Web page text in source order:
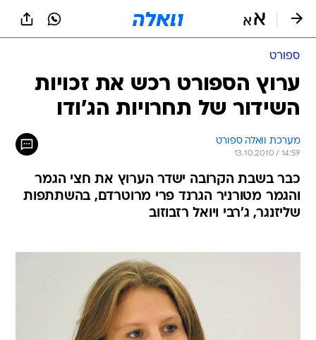
ספורט
ערוץ הספורט רכש את זכויות
השידור של תחרויות הג'ודו
מערכת וואלה ספורט
13.10.2010 / 14:59
כבר בשבת הקרובה ישדר הערוץ את חצי הגמר
והגמר מטורניר הגרנד פרי מרוטרדם, בהשתתפות
שליזנגר, ג'רבי ויואל רזבוזוב